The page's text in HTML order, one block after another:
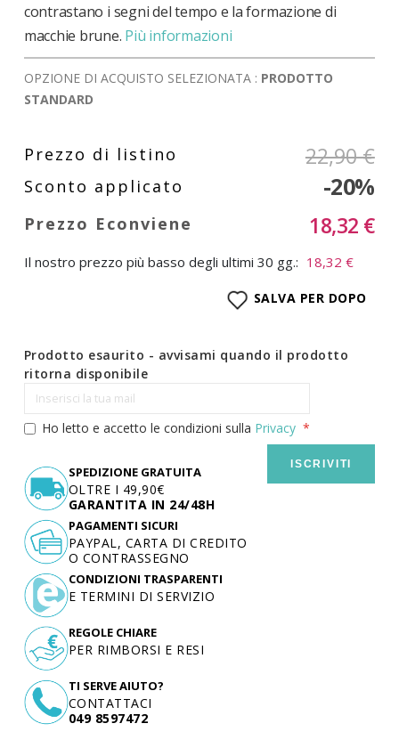
contrastano i segni del tempo e la formazione di
macchie brune. Più informazioni
OPZIONE DI ACQUISTO SELEZIONATA : PRODOTTO
STANDARD
22,90 €
-20%
18,32 €
Il nostro prezzo più basso degli ultimi 30 gg.: 18,32 €
SALVA PER DOPO
Prodotto esaurito - avvisami quando il prodotto
ritorna disponibile
Ho letto e accetto le condizioni sulla Privacy
ISCRIVITI
SPEDIZIONE GRATUITA
OLTRE I 49,90€
GARANTITA IN 24/48H
TI SERVE AIUTO?
CONTATTACI
049 8597472
PAGAMENTI SICURI
PAYPAL, CARTA DI CREDITO
O CONTRASSEGNO
CONDIZIONI TRASPARENTI
E TERMINI DI SERVIZIO
REGOLE CHIARE
PER RIMBORSI E RESI